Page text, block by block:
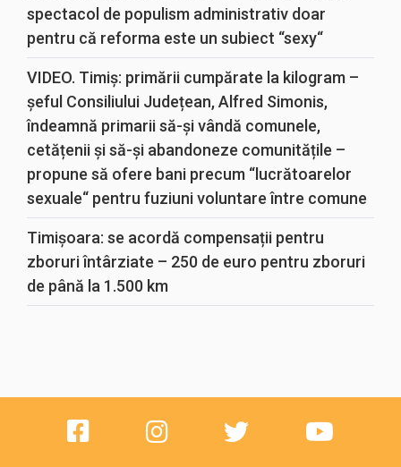
spectacol de populism administrativ doar
pentru că reforma este un subiect “sexy“
VIDEO. Timiș: primării cumpărate la kilogram –
șeful Consiliului Județean, Alfred Simonis,
îndeamnă primarii să-și vândă comunele,
cetățenii și să-și abandoneze comunitățile –
propune să ofere bani precum “lucrătoarelor
sexuale“ pentru fuziuni voluntare între comune
Timișoara: se acordă compensații pentru
zboruri întârziate – 250 de euro pentru zboruri
de până la 1.500 km